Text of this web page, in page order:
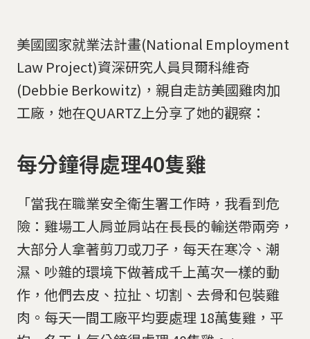
美國國家就業法計畫(National Employment
Law Project)資深研究人員貝爾科維奇
(Debbie Berkowitz)，親自走訪美國雞肉加
工廠，她在QUARTZ上分享了她的觀察：
每分鐘得處理40隻雞
「當我在職業安全衛生署工作時，我看到危
險：雞場工人肩並肩站在長長的輸送帶兩旁，
大部分人拿著剪刀或刀子，每天在寒冷、潮
濕、吵雜的環境下做著成千上萬次一樣的動
作，他們去皮、拉扯、切割、去骨和包裝雞
肉。每天一間工廠平均要處理 18萬隻雞，平